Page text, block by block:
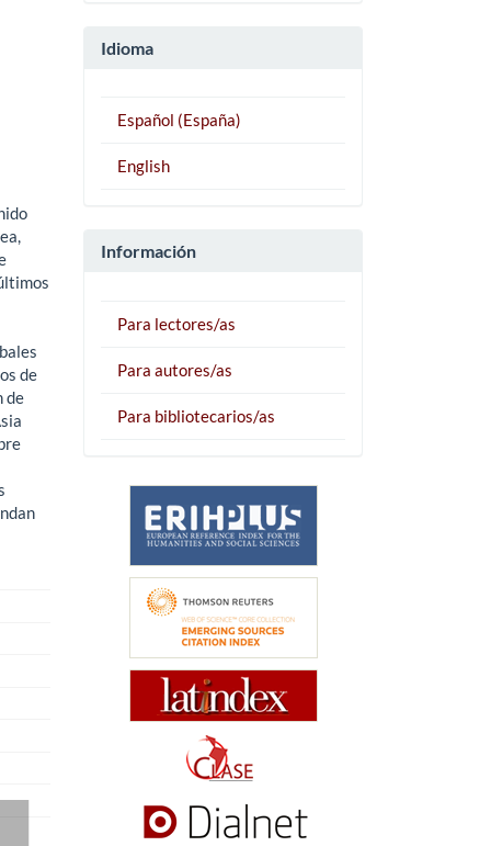
de
de
Idioma
Español (España)
English
Información
Para lectores/as
Para autores/as
Para bibliotecarios/as